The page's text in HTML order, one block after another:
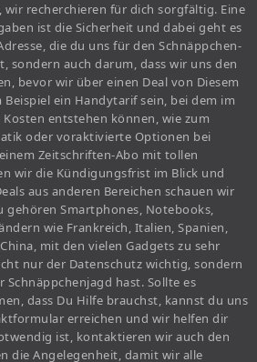
wir recherchieren für dich sorgfältig. Eine
ist die Sicherheit und dabei geht es
die du uns für den Schnäppchen-
sondern auch darum, dass wir uns den
bevor wir über einen Deal von Diesem
Beispiel ein Handytarif sein, bei dem im
entstehen können, wie zum
oder voraktivierte Optionen bei
Zeitschriften-Abo mit tollen
wir die Kündigungsfrist im Blick und
aus anderen Bereichen schauen wir
gehören Smartphones, Notebooks,
wie Frankreich, Italien, Spanien,
mit den vielen Gadgets zu sehr
nur der Datenschutz wichtig, sondern
Schnäppchenjagd hast. Sollte es
dass Du Hilfe brauchst, kannst du uns
erreichen und wir helfen dir
ist, kontaktieren wir auch den
die Angelegenheit, damit wir alle